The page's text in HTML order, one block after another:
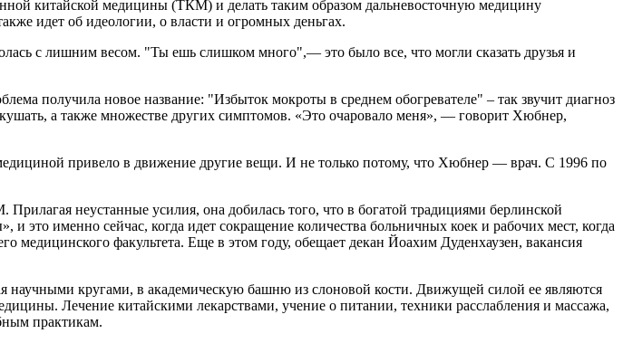
китайской медицины (ТКМ) и делать таким образом дальневосточную медицину
идет об идеологии, о власти и огромных деньгах.
с лишним весом. "Ты ешь слишком много",— это было все, что могли сказать друзья и
получила новое название: "Избыток мокроты в среднем обогревателе" – так звучит диагноз
а также множестве других симптомов. «Это очаровало меня», — говорит Хюбнер,
привело в движение другие вещи. И не только потому, что Хюбнер — врач. С 1996 по
неустанные усилия, она добилась того, что в богатой традициями берлинской
это именно сейчас, когда идет сокращение количества больничных коек и рабочих мест, когда
медицинского факультета. Еще в этом году, обещает декан Йоахим Дуденхаузен, вакансия
научными кругами, в академическую башню из слоновой кости. Движущей силой ее являются
Лечение китайскими лекарствами, учение о питании, техники расслабления и массажа,
практикам.